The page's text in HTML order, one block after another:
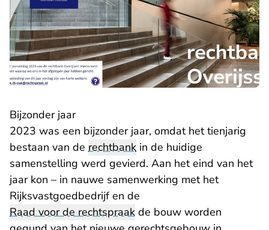
Bijzonder jaar
2023 was een bijzonder jaar, omdat het tienjarig
bestaan van de rechtbank in de huidige
samenstelling werd gevierd. Aan het eind van het
jaar kon – in nauwe samenwerking met het
Rijksvastgoedbedrijf en de
Raad voor de rechtspraak de bouw worden